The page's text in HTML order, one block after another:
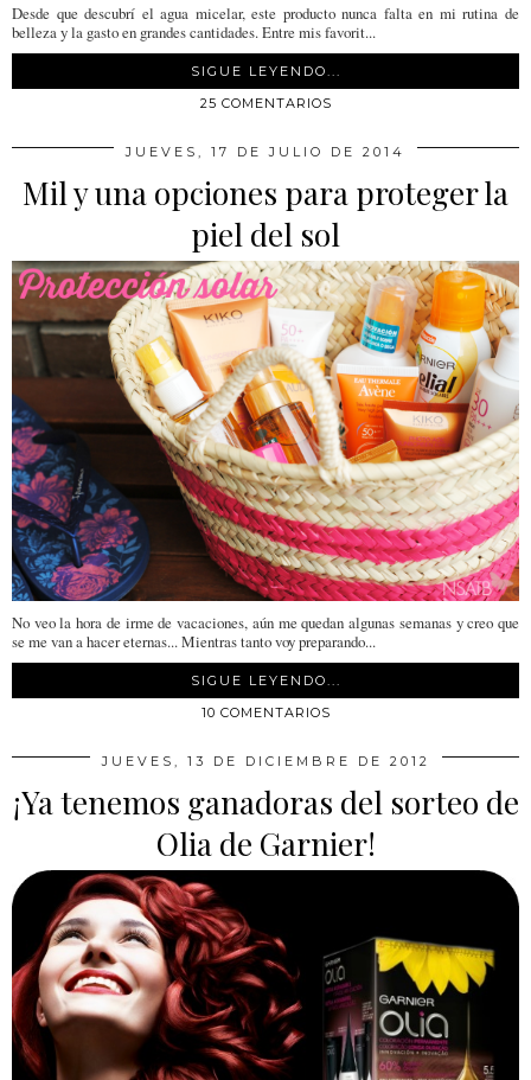
Desde que descubrí el agua micelar, este producto nunca falta en mi rutina de
belleza y la gasto en grandes cantidades. Entre mis favorit...
SIGUE LEYENDO...
25 COMENTARIOS
JUEVES, 17 DE JULIO DE 2014
Mil y una opciones para proteger la
piel del sol
No veo la hora de irme de vacaciones, aún me quedan algunas semanas y creo que
se me van a hacer eternas... Mientras tanto voy preparando...
SIGUE LEYENDO...
10 COMENTARIOS
JUEVES, 13 DE DICIEMBRE DE 2012
¡Ya tenemos ganadoras del sorteo de
Olia de Garnier!